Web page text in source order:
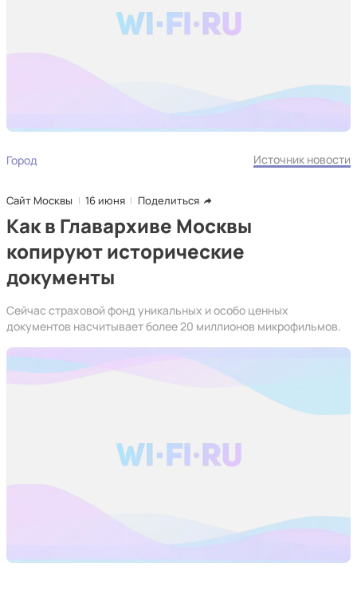
Город Источник новости
Сайт Москвы 16 июня Поделиться
Как в Главархиве Москвы
копируют исторические
документы
Сейчас страховой фонд уникальных и особо ценных
документов насчитывает более 20 миллионов микрофильмов.